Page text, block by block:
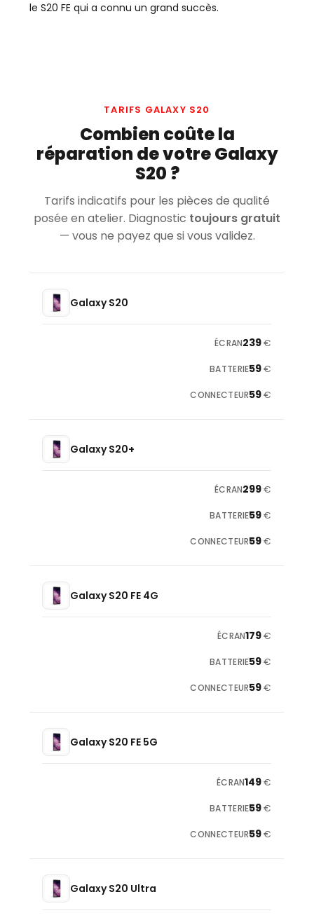
le S20 FE qui a connu un grand succès.
TARIFS GALAXY S20
Combien coûte la
réparation de votre Galaxy
S20 ?
Tarifs indicatifs pour les pièces de qualité
posée en atelier. Diagnostic toujours gratuit
— vous ne payez que si vous validez.
Galaxy S20
239€
59€
59€
Galaxy S20+
299€
59€
59€
Galaxy S20 FE 4G
179€
59€
59€
Galaxy S20 FE 5G
149€
59€
59€
Galaxy S20 Ultra